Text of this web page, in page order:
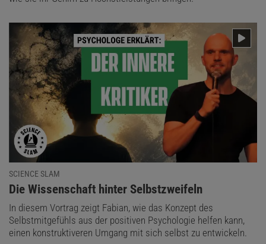
SCIENCE SLAM
:
Die Wissenschaft hinter Selbstzweifeln
In diesem Vortrag zeigt Fabian, wie das Konzept des
Selbstmitgefühls aus der positiven Psychologie helfen kann,
einen konstruktiveren Umgang mit sich selbst zu entwickeln.